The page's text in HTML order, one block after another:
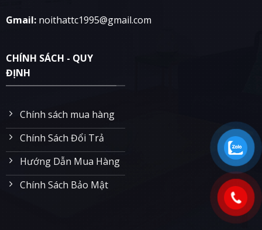
Gmail:noithattc1995@gmail.com
CHÍNH SÁCH - QUY
ĐỊNH
Chính sách mua hàng
Chính Sách Đổi Trả
Hướng Dẫn Mua Hàng
Chính Sách Bảo Mật